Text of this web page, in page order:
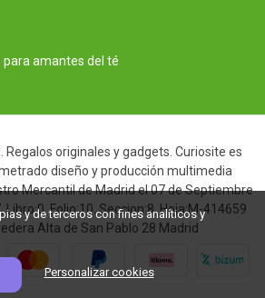
para amantes del té
originales y gadgets. Curiosite es
diseño y producción multimedia
Mercantil de Madrid el 07 de Septiembre
Libro:0. Folio:10. Seccion:8. Hoja:M-414659
Alta de San Pablo 28 Madrid
y de terceros con fines analíticos y
Personalizar cookies